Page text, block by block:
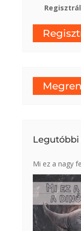
Mi ez a nagy